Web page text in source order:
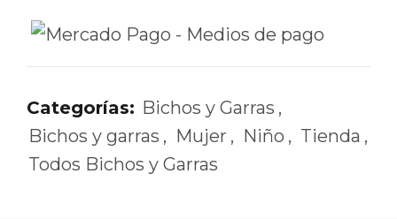
Categorías: Bichos y Garras ,
Bichos y garras , Mujer , Niño , Tienda ,
Todos Bichos y Garras